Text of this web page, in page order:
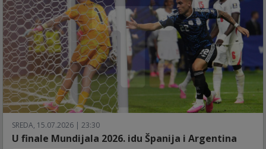
SREDA, 15.07.2026 | 23:30
U finale Mundijala 2026. idu Španija i Argentina